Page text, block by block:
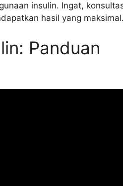
insulin. Ingat,
hasil yang maksimal.
Panduan